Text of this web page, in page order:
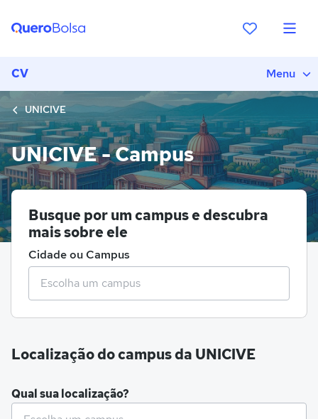
CV Menu
UNICIVE
UNICIVE - Campus
Busque por um campus e descubra
mais sobre ele
Cidade ou Campus
Localização do campus da UNICIVE
Qual sua localização?